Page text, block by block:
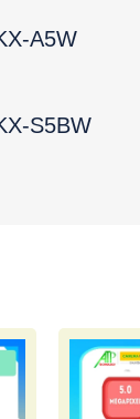
A5W
S5BW